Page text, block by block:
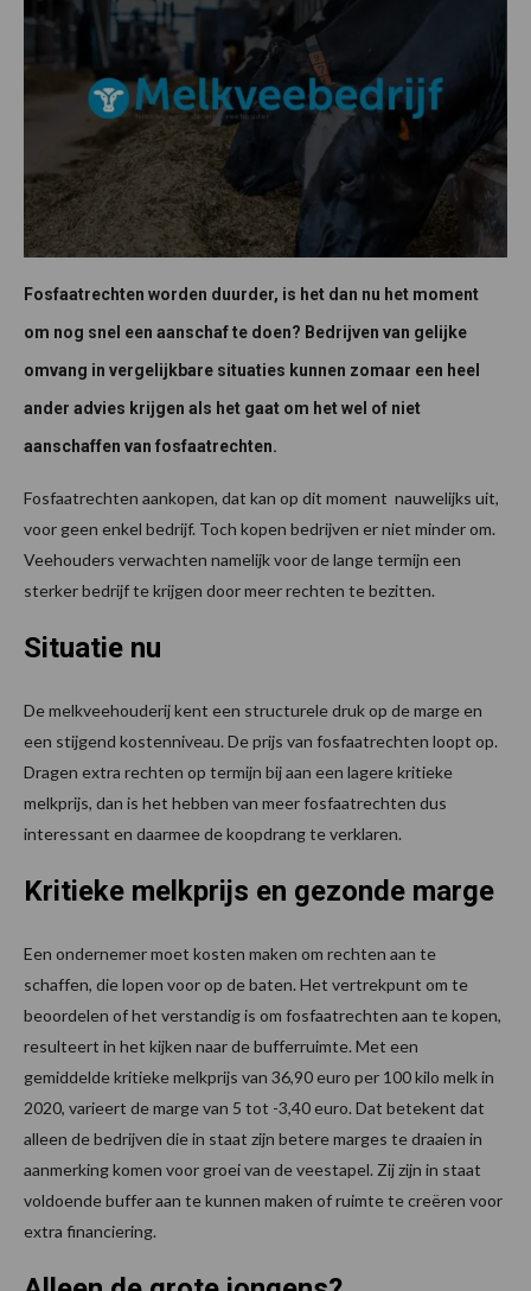
Fosfaatrechten worden duurder, is het dan nu het moment
om nog snel een aanschaf te doen? Bedrijven van gelijke
omvang in vergelijkbare situaties kunnen zomaar een heel
ander advies krijgen als het gaat om het wel of niet
aanschaffen van fosfaatrechten.
Fosfaatrechten aankopen, dat kan op dit moment nauwelijks uit,
voor geen enkel bedrijf. Toch kopen bedrijven er niet minder om.
Veehouders verwachten namelijk voor de lange termijn een
sterker bedrijf te krijgen door meer rechten te bezitten.
Situatie nu
De melkveehouderij kent een structurele druk op de marge en
een stijgend kostenniveau. De prijs van fosfaatrechten loopt op.
Dragen extra rechten op termijn bij aan een lagere kritieke
melkprijs, dan is het hebben van meer fosfaatrechten dus
interessant en daarmee de koopdrang te verklaren.
Kritieke melkprijs en gezonde marge
Een ondernemer moet kosten maken om rechten aan te
schaffen, die lopen voor op de baten. Het vertrekpunt om te
beoordelen of het verstandig is om fosfaatrechten aan te kopen,
resulteert in het kijken naar de bufferruimte. Met een
gemiddelde kritieke melkprijs van 36,90 euro per 100 kilo melk in
2020, varieert de marge van 5 tot -3,40 euro. Dat betekent dat
alleen de bedrijven die in staat zijn betere marges te draaien in
aanmerking komen voor groei van de veestapel. Zij zijn in staat
voldoende buffer aan te kunnen maken of ruimte te creëren voor
extra financiering.